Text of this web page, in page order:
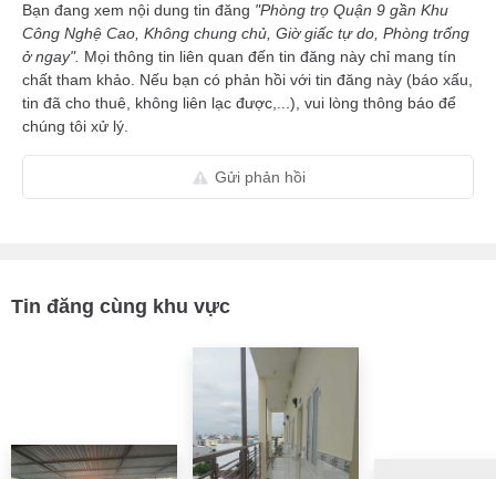
Bạn đang xem nội dung tin đăng "Phòng trọ Quận 9 gần Khu
Công Nghệ Cao, Không chung chủ, Giờ giấc tự do, Phòng trống
ở ngay". Mọi thông tin liên quan đến tin đăng này chỉ mang tín
chất tham khảo. Nếu bạn có phản hồi với tin đăng này (báo xấu,
tin đã cho thuê, không liên lạc được,...), vui lòng thông báo để
chúng tôi xử lý.
Gửi phản hồi
Tin đăng cùng khu vực